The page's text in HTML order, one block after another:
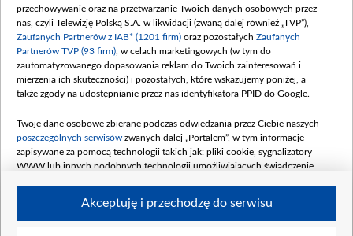
Dofinansowanie 48 862 000,00 PLN
Data podpisania umowy: GRUDZIEŃ 2025
(wpłata grudzień 60,548 mln)
Dofinansowanie 900 000 000,00 PLN
Data podpisania umowy: LUTY 2026 (wpłata
kwiecień 180 mln, 7 maja 180 mln, 8
czerwca 90 mln)
Dofinansowanie 250 000 000,00 PLN
4 sierpnia 250 mln
przechowywanie oraz na przetwarzanie Twoich danych osobowych przez
nas, czyli Telewizję Polską S.A. w likwidacji (zwaną dalej również „TVP”),
Zaufanych Partnerów z IAB* (1201 firm) oraz pozostałych Zaufanych
Partnerów TVP (93 firm) , w celach marketingowych (w tym do
zautomatyzowanego dopasowania reklam do Twoich zainteresowań i
mierzenia ich skuteczności) i pozostałych, które wskazujemy poniżej, a
także zgody na udostępnianie przez nas identyfikatora PPID do Google.
Twoje dane osobowe zbierane podczas odwiedzania przez Ciebie naszych
poszczególnych serwisów zwanych dalej „Portalem”, w tym informacje
zapisywane za pomocą technologii takich jak: pliki cookie, sygnalizatory
WWW lub innych podobnych technologii umożliwiających świadczenie
Akceptuję i przechodzę do serwisu